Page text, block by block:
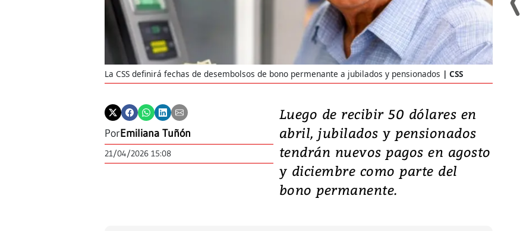
La CSS definirá fechas de desembolsos de bono permenante a jubilados y pensionados CSS
PorEmiliana Tuñón
21/04/2026 15:08
Luego de recibir 50 dólares en
abril, jubilados y pensionados
tendrán nuevos pagos en agosto
y diciembre como parte del
bono permanente.
Un fuerte terremoto de magnitud
7,1 se registró este martes 28 de
julio en la prefectura de Kumamoto,
al sur de Japón, provocando una
emergencia de gran...